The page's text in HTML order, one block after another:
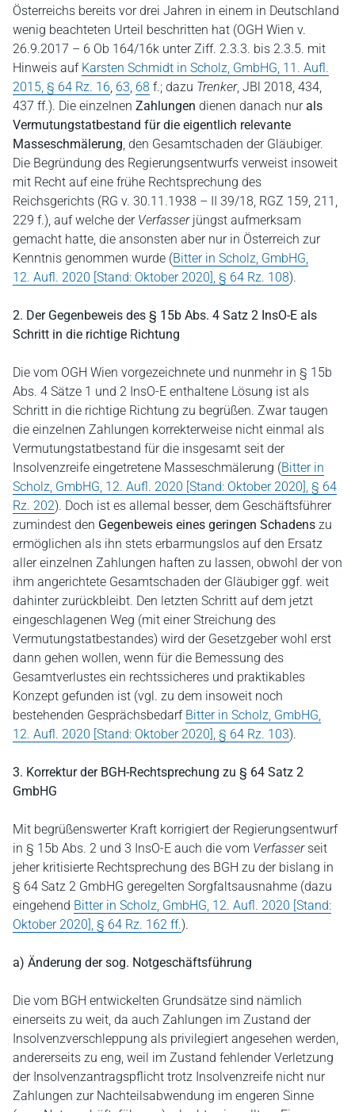
Österreichs bereits vor drei Jahren in einem in Deutschland
wenig beachteten Urteil beschritten hat (OGH Wien v.
26.9.2017 – 6 Ob 164/16k unter Ziff. 2.3.3. bis 2.3.5. mit
Hinweis auf Karsten Schmidt in Scholz, GmbHG, 11. Aufl.
2015, § 64 Rz. 16, 63, 68 f.; dazu Trenker, JBl 2018, 434,
437 ff.). Die einzelnen Zahlungen dienen danach nurals
Vermutungstatbestand für die eigentlich relevante
Masseschmälerung, den Gesamtschaden der Gläubiger.
Die Begründung des Regierungsentwurfs verweist insoweit
mit Recht auf eine frühe Rechtsprechung des
Reichsgerichts (RG v. 30.11.1938 – II 39/18, RGZ 159, 211,
229 f.), auf welche der Verfasserjüngst aufmerksam
gemacht hatte, die ansonsten aber nur in Österreich zur
Kenntnis genommen wurde (Bitter in Scholz, GmbHG,
12. Aufl. 2020 [Stand: Oktober 2020], § 64 Rz. 108).
2. Der Gegenbeweis des § 15b Abs. 4 Satz 2 InsO-E als
Schritt in die richtige Richtung
Die vom OGH Wien vorgezeichnete und nunmehr in § 15b
Abs. 4 Sätze 1 und 2 InsO-E enthaltene Lösung ist als
Schritt in die richtige Richtung zu begrüßen. Zwar taugen
die einzelnen Zahlungen korrekterweise nicht einmal als
Vermutungstatbestand für die insgesamt seit der
Insolvenzreife eingetretene Masseschmälerung (Bitter in
Scholz, GmbHG, 12. Aufl. 2020 [Stand: Oktober 2020], § 64
Rz. 202). Doch ist es allemal besser, dem Geschäftsführer
zumindest den Gegenbeweis eines geringen Schadens zu
ermöglichen als ihn stets erbarmungslos auf den Ersatz
aller einzelnen Zahlungen haften zu lassen, obwohl der von
ihm angerichtete Gesamtschaden der Gläubiger ggf. weit
dahinter zurückbleibt. Den letzten Schritt auf dem jetzt
eingeschlagenen Weg (mit einer Streichung des
Vermutungstatbestandes) wird der Gesetzgeber wohl erst
dann gehen wollen, wenn für die Bemessung des
Gesamtverlustes ein rechtssicheres und praktikables
Konzept gefunden ist (vgl. zu dem insoweit noch
bestehenden Gesprächsbedarf Bitter in Scholz, GmbHG,
12. Aufl. 2020 [Stand: Oktober 2020], § 64 Rz. 103).
3. Korrektur der BGH-Rechtsprechung zu § 64 Satz 2
GmbHG
Mit begrüßenswerter Kraft korrigiert der Regierungsentwurf
in § 15b Abs. 2 und 3 InsO-E auch die vom Verfasserseit
jeher kritisierte Rechtsprechung des BGH zu der bislang in
§ 64 Satz 2 GmbHG geregelten Sorgfaltsausnahme (dazu
eingehend Bitter in Scholz, GmbHG, 12. Aufl. 2020 [Stand:
Oktober 2020], § 64 Rz. 162 ff.).
a) Änderung der sog. Notgeschäftsführung
Die vom BGH entwickelten Grundsätze sind nämlich
einerseits zu weit, da auch Zahlungen im Zustand der
Insolvenzverschleppung als privilegiert angesehen werden,
andererseits zu eng, weil im Zustand fehlender Verletzung
der Insolvenzantragspflicht trotz Insolvenzreife nicht nur
Zahlungen zur Nachteilsabwendung im engeren Sinne